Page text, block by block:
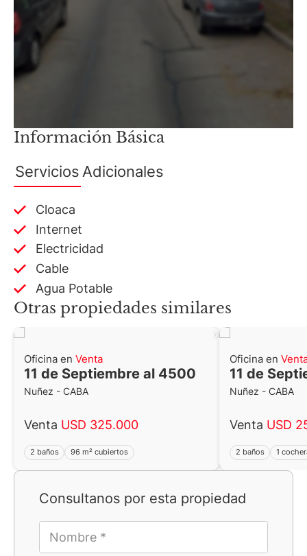
Consultanos por esta propiedad
Información Básica
Servicios Adicionales
Cloaca
Internet
Electricidad
Cable
Agua Potable
Otras propiedades similares
Oficina en Venta
11 de Septiembre al 4500
Nuñez - CABA
Venta USD 325.000
2 baños 96 m² cubiertos
Oficina en
11 de
Nuñez - CABA
Venta USD
2 baños 1